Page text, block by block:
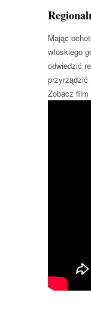
Mając
włoskiego
odwiedzić
przyrządzić
Zobacz film